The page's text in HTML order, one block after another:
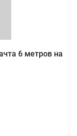
6 метров на